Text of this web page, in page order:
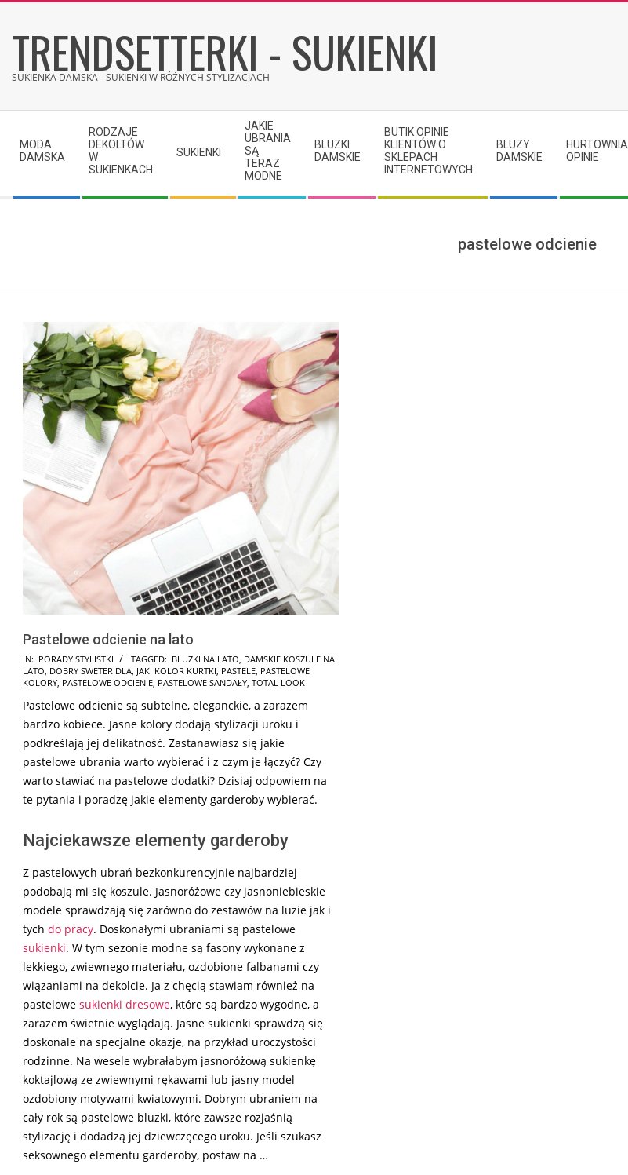
content
TRENDSETTERKI - SUKIENKI
SUKIENKA DAMSKA - SUKIENKI W RÓŻNYCH STYLIZACJACH
Navigation
Menu
MODA
DAMSKA
RODZAJE
DEKOLTÓW
W
SUKIENKACH
SUKIENKI
JAKIE
UBRANIA
SĄ
TERAZ
MODNE
BLUZKI
DAMSKIE
BUTIK OPINIE
KLIENTÓW O
SKLEPACH
INTERNETOWYCH
BLUZY
DAMSKIE
HURTOWNIA
OPINIE
pastelowe odcienie
Pastelowe odcienie na lato
2025-
02-
IN: PORADY STYLISTKI TAGGED: BLUZKI NA LATO, DAMSKIE KOSZULE NA
LATO, DOBRY SWETER DLA, JAKI KOLOR KURTKI, PASTELE, PASTELOWE
KOLORY, PASTELOWE ODCIENIE, PASTELOWE SANDAŁY, TOTAL LOOK
Pastelowe odcienie są subtelne, eleganckie, a zarazem
bardzo kobiece. Jasne kolory dodają stylizacji uroku i
podkreślają jej delikatność. Zastanawiasz się jakie
pastelowe ubrania warto wybierać i z czym je łączyć? Czy
warto stawiać na pastelowe dodatki? Dzisiaj odpowiem na
te pytania i poradzę jakie elementy garderoby wybierać.
Najciekawsze elementy garderoby
Z pastelowych ubrań bezkonkurencyjnie najbardziej
podobają mi się koszule. Jasnoróżowe czy jasnoniebieskie
modele sprawdzają się zarówno do zestawów na luzie jak i
tych do pracy. Doskonałymi ubraniami są pastelowe
sukienki. W tym sezonie modne są fasony wykonane z
lekkiego, zwiewnego materiału, ozdobione falbanami czy
wiązaniami na dekolcie. Ja z chęcią stawiam również na
pastelowe sukienki dresowe, które są bardzo wygodne, a
zarazem świetnie wyglądają. Jasne sukienki sprawdzą się
doskonale na specjalne okazje, na przykład uroczystości
rodzinne. Na wesele wybrałabym jasnoróżową sukienkę
koktajlową ze zwiewnymi rękawami lub jasny model
ozdobiony motywami kwiatowymi. Dobrym ubraniem na
cały rok są pastelowe bluzki, które zawsze rozjaśnią
stylizację i dodadzą jej dziewczęcego uroku. Jeśli szukasz
seksownego elementu garderoby, postaw na …